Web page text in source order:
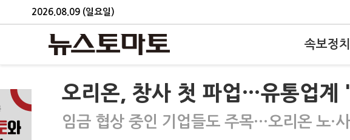
2026.08.09 (일요일)
속보정치
오리온, 창사 첫 파업…유통업계
임금 협상 중인 기업들도 주목…오리온 노·